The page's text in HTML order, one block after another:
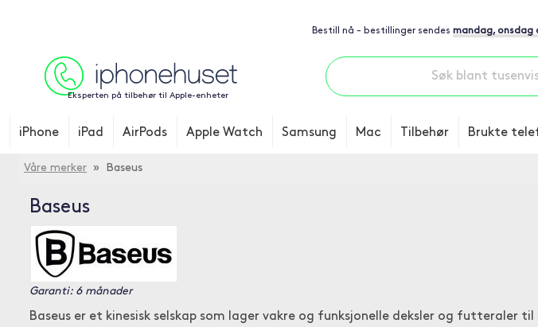
Bestill nå - bestillinger sendes mandag, onsdag
Eksperten på tilbehør til Apple-enheter
iPhone iPad AirPods Apple Watch Samsung Mac Tilbehør Brukte
Våre merker » Baseus
Baseus
Garanti: 6 månader
Baseus er et kinesisk selskap som lager vakre og funksjonelle deksler og futteraler